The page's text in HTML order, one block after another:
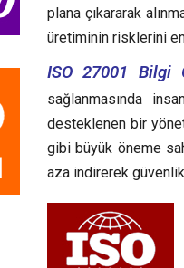
plana çıkararak
üretiminin risklerini
ISO 27001 Bilgi
sağlanmasında
desteklenen bir
gibi büyük öneme
aza indirerek güvenlik